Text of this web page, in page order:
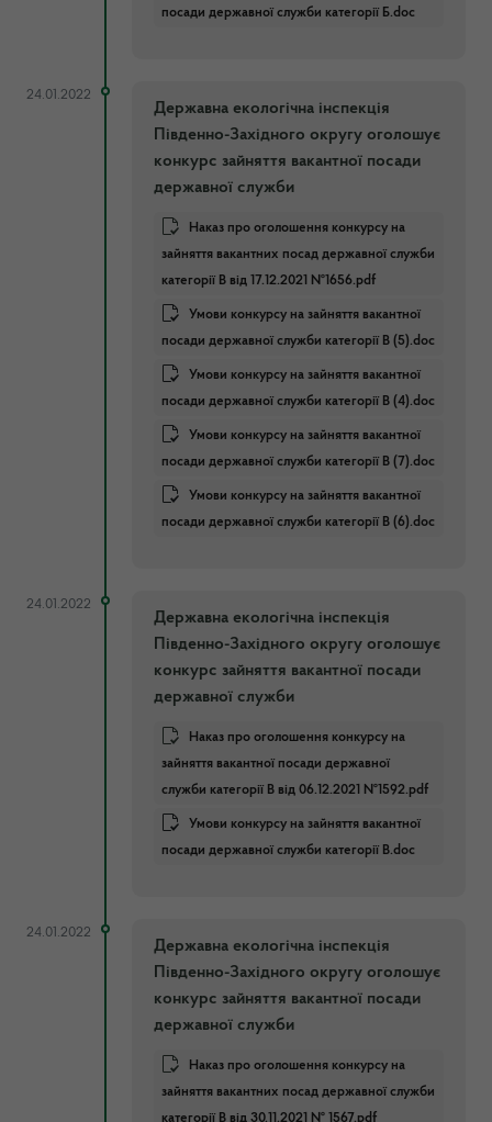
посади державної служби категорії Б.doc
24.01.2022
Державна екологічна інспекція
Південно-Західного округу оголошує
конкурс зайняття вакантної посади
державної служби
Наказ про оголошення конкурсу на
зайняття вакантних посад державної служби
категорії В від 17.12.2021 №1656.pdf
Умови конкурсу на зайняття вакантної
посади державної служби категорії В (5).doc
Умови конкурсу на зайняття вакантної
посади державної служби категорії В (4).doc
Умови конкурсу на зайняття вакантної
посади державної служби категорії В (7).doc
Умови конкурсу на зайняття вакантної
посади державної служби категорії В (6).doc
24.01.2022
Державна екологічна інспекція
Південно-Західного округу оголошує
конкурс зайняття вакантної посади
державної служби
Наказ про оголошення конкурсу на
зайняття вакантної посади державної
служби категорії В від 06.12.2021 №1592.pdf
Умови конкурсу на зайняття вакантної
посади державної служби категорії В.doc
24.01.2022
Державна екологічна інспекція
Південно-Західного округу оголошує
конкурс зайняття вакантної посади
державної служби
Наказ про оголошення конкурсу на
зайняття вакантних посад державної служби
категорії В від 30.11.2021 № 1567.pdf